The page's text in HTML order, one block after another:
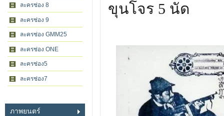
ละครช่อง 8
ละครช่อง 9
ละครช่อง GMM25
ละครช่อง ONE
ละครช่อง5
ละครช่อง7
ภาพยนตร์
ขุนโจร 5 นัด